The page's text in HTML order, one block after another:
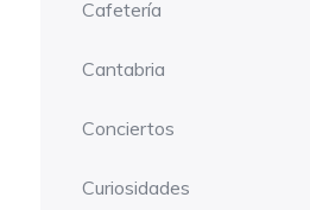
Cafetería
Cantabria
Conciertos
Curiosidades